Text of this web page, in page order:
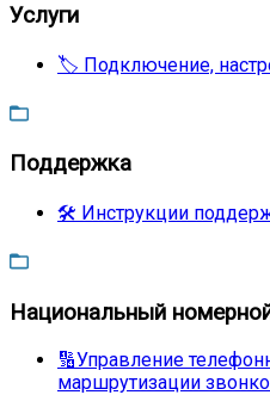
Услуги
🏷️ Подключение,
Поддержка
🛠️ Инструкции
Национальный
🔢Управление
маршрутизации